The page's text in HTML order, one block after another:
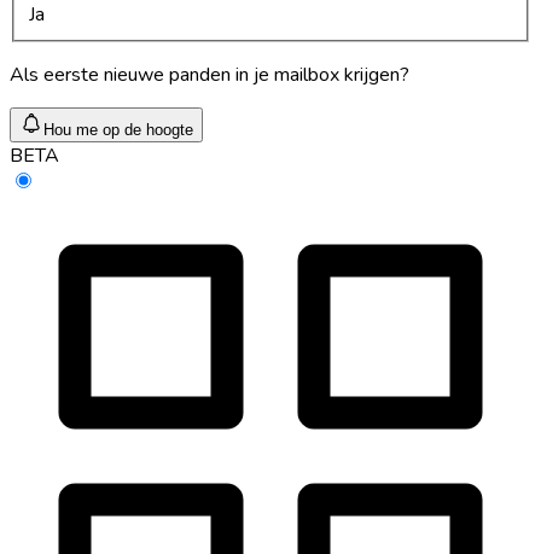
Ja
Als eerste nieuwe panden in je mailbox krijgen?
Hou me op de hoogte
BETA